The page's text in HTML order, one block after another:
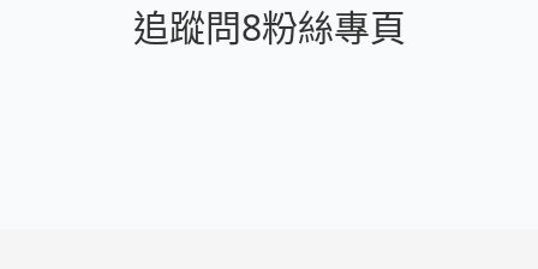
追蹤問8粉絲專頁